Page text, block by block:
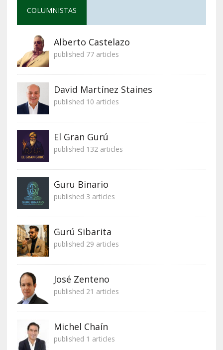
COLUMNISTAS
Alberto Castelazo
published 77 articles
David Martínez Staines
published 10 articles
El Gran Gurú
published 132 articles
Guru Binario
published 3 articles
Gurú Sibarita
published 29 articles
José Zenteno
published 21 articles
Michel Chaín
published 1 articles